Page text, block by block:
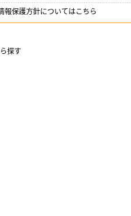
報保護方針についてはこちら
探す